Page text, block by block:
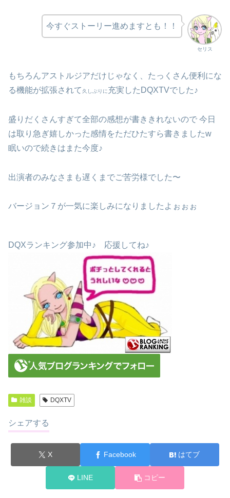
セリス
今すぐストーリー進めますとも！！
もちろんアストルジアだけじゃなく、たっくさん便利にな
る機能が拡張されて久しぶりに充実したDQXTVでした♪
盛りだくさんすぎて全部の感想が書ききれないので 今日
は取り急ぎ嬉しかった感情をただひたすら書きましたw
眠いので続きはまた今度♪
出演者のみなさまも遅くまでご苦労様でした〜
バージョン７が一気に楽しみになりましたよぉぉぉ
DQXランキング参加中♪ 応援してね♪
雑談 DQXTV
シェアする
X Facebook はてブ
LINE コピー